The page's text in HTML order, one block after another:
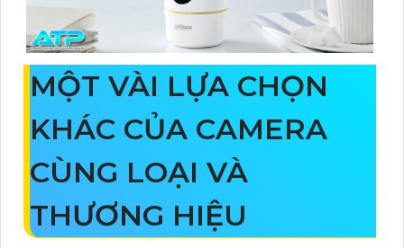
MỘT VÀI LỰA CHỌN
KHÁC CỦA CAMERA
CÙNG LOẠI VÀ
THƯƠNG HIỆU